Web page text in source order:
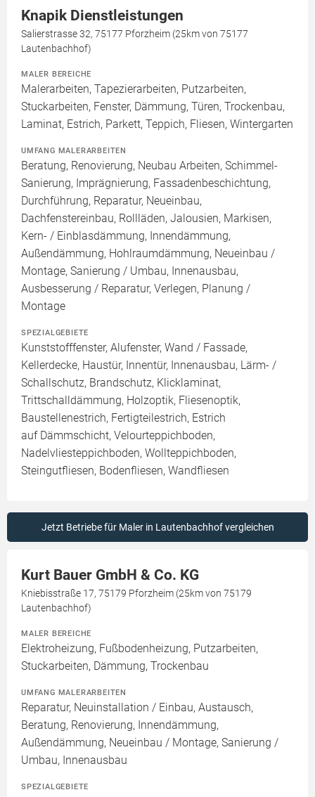
Knapik Dienstleistungen
Salierstrasse 32, 75177 Pforzheim (25km von 75177
Lautenbachhof)
MALER BEREICHE
Malerarbeiten, Tapezierarbeiten, Putzarbeiten,
Stuckarbeiten, Fenster, Dämmung, Türen, Trockenbau,
Laminat, Estrich, Parkett, Teppich, Fliesen, Wintergarten
UMFANG MALERARBEITEN
Beratung, Renovierung, Neubau Arbeiten, Schimmel-
Sanierung, Imprägnierung, Fassadenbeschichtung,
Durchführung, Reparatur, Neueinbau,
Dachfenstereinbau, Rollläden, Jalousien, Markisen,
Kern- / Einblasdämmung, Innendämmung,
Außendämmung, Hohlraumdämmung, Neueinbau /
Montage, Sanierung / Umbau, Innenausbau,
Ausbesserung / Reparatur, Verlegen, Planung /
Montage
SPEZIALGEBIETE
Kunststofffenster, Alufenster, Wand / Fassade,
Kellerdecke, Haustür, Innentür, Innenausbau, Lärm- /
Schallschutz, Brandschutz, Klicklaminat,
Trittschalldämmung, Holzoptik, Fliesenoptik,
Baustellenestrich, Fertigteilestrich, Estrich
auf Dämmschicht, Velourteppichboden,
Nadelvliesteppichboden, Wollteppichboden,
Steingutfliesen, Bodenfliesen, Wandfliesen
Jetzt Betriebe für Maler in Lautenbachhof vergleichen
Kurt Bauer GmbH & Co. KG
Kniebisstraße 17, 75179 Pforzheim (25km von 75179
Lautenbachhof)
MALER BEREICHE
Elektroheizung, Fußbodenheizung, Putzarbeiten,
Stuckarbeiten, Dämmung, Trockenbau
UMFANG MALERARBEITEN
Reparatur, Neuinstallation / Einbau, Austausch,
Beratung, Renovierung, Innendämmung,
Außendämmung, Neueinbau / Montage, Sanierung /
Umbau, Innenausbau
SPEZIALGEBIETE